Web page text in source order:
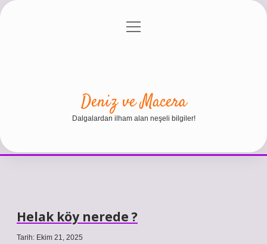
Gizlilik Politikası
menüyü
Deniz ve Macera
Dalgalardan ilham alan neşeli bilgiler!
Helak köy nerede ?
Tarih: Ekim 21, 2025